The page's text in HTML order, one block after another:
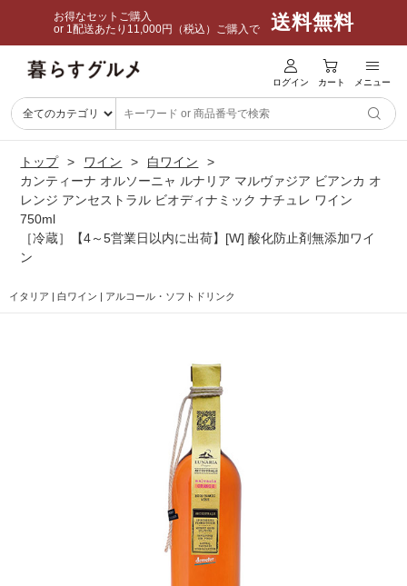
お得なセットご購入
or 1配送あたり11,000円（税込）ご購入で
送料無料
ログイン カート メニュー
トップ ワイン
白ワイン
カンティーナ オルソーニャ ルナリア マルヴァジア ビアンカ オ
レンジ アンセストラル ビオディナミック ナチュレ ワイン
750ml
［冷蔵］【4～5営業日以内に出荷】[W] 酸化防止剤無添加ワイ
ン
イタリア | 白ワイン | アルコール・ソフトドリンク